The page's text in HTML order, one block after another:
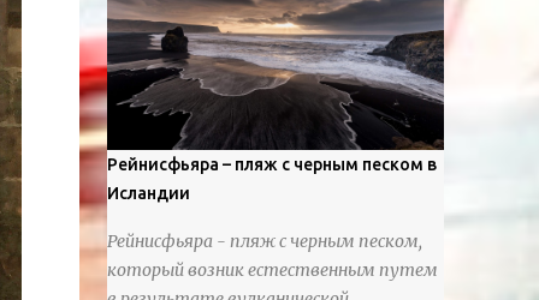
крошечные количества клея для
закрепления отдельных деталей,
используя ножи и инструменты для
текстурирования, чтобы точно
вылепить каждую деталь. источник
https://calvinnicholls.com/
Рейнисфьяра – пляж с черным песком в
Исландии
Рейнисфьяра - пляж с черным песком,
который возник естественным путем